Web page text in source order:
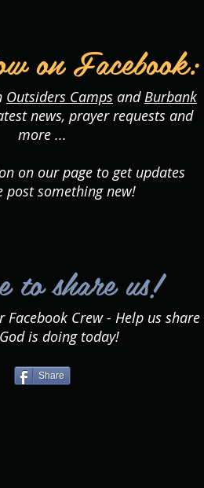
on Facebook:
Outsiders Camps andBurbank
news, prayer requests and
more ...
on our page to get updates
post something new!
to share us!
Crew - Help us share
is doing today!
Share